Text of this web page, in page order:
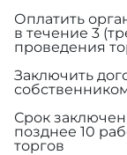
Оплатить
в течение 3
проведения
Заключить
Срок
позднее 10
торгов